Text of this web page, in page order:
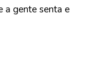
a gente senta e